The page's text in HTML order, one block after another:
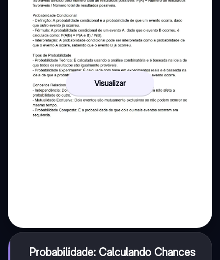
Visualizar
Probabilidade: Calculando Chances